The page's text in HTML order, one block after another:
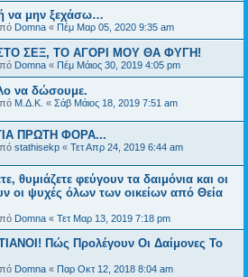
να μην ξεχάσω…
Domna « Πέμ Μαρ 05, 2020 9:35 am
ΣΕΞ, ΤΟ ΑΓΟΡΙ ΜΟΥ ΘΑ ΦΥΓΗ!
Domna « Πέμ Μάιος 30, 2019 4:05 pm
να δώσουμε.
Μ.Δ.Κ. « Σάβ Μάιος 18, 2019 7:51 am
ΠΡΩΤΗ ΦΟΡΑ...
stathisekp « Τετ Απρ 24, 2019 6:44 am
θυμιάζετε φεύγουν τα δαιμόνια και οι
οι ψυχές όλων των οικείων από Θεία
Domna « Τετ Μαρ 13, 2019 7:18 pm
Πώς Προλέγουν Οι Δαίμονες Το
Domna « Παρ Οκτ 12, 2018 8:04 am